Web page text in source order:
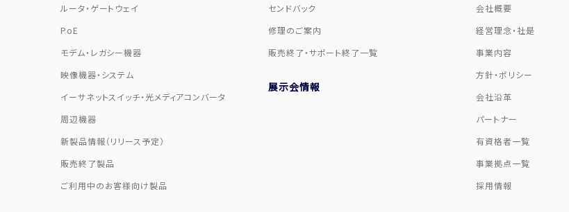
ルータ・ゲートウェイ
PoE
モデム・レガシー機器
映像機器・システム
イーサネットスイッチ・光メディアコンバータ
周辺機器
新製品情報（リリース予定）
販売終了製品
ご利用中のお客様向け製品
センドバック
修理のご案内
販売終了・サポート終了一覧
展示会情報
会社概要
経営理念・社是
事業内容
方針・ポリシー
会社沿革
パートナー
有資格者一覧
事業拠点一覧
採用情報